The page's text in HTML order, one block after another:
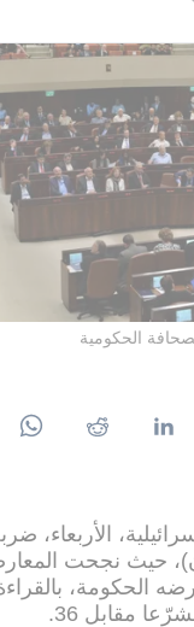
الحكومية
الأربعاء،
حيث نجحت
الحكومة، بالقراءة